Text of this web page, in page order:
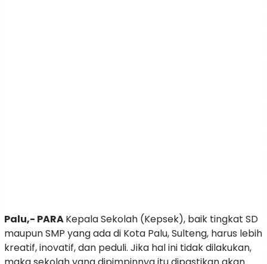
Palu,- PARAKepala Sekolah (Kepsek), baik tingkat SD
maupun SMP yang ada di Kota Palu, Sulteng, harus lebih
kreatif, inovatif, dan peduli. Jika hal ini tidak dilakukan,